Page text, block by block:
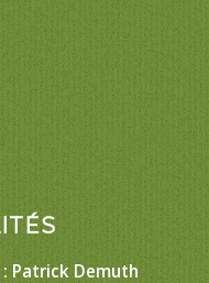
Patrick Demuth